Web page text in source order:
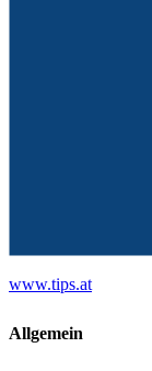
www.tips.at
Allgemein